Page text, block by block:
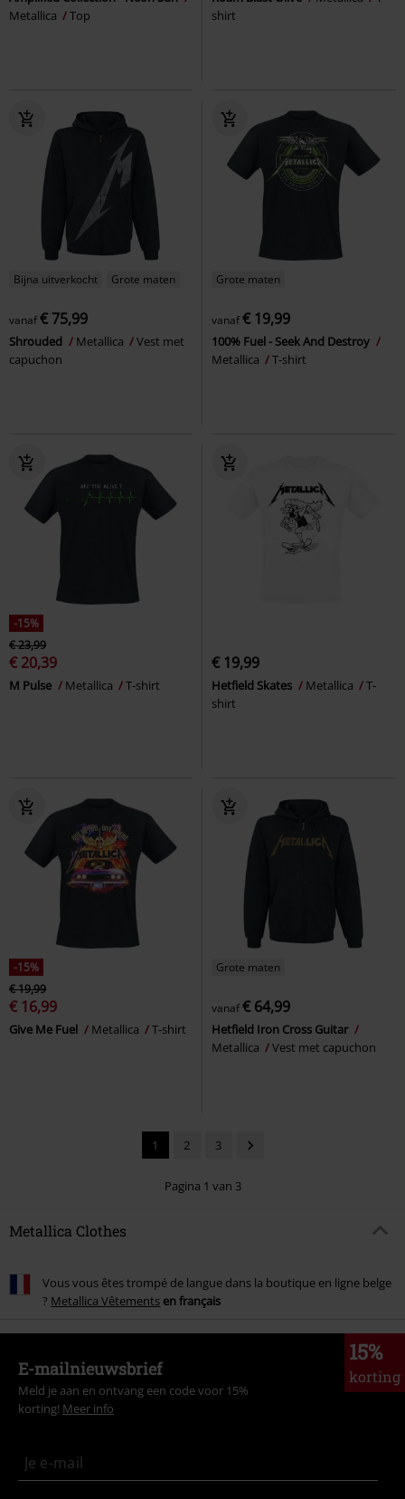
Metallica
Top
shirt
Bijna uitverkocht Grote maten
vanaf€ 75,99
Shrouded Metallica
Vest met
capuchon
Grote maten
vanaf€ 19,99
100% Fuel - Seek And Destroy
Metallica
T-shirt
-15%
€ 23,99
€ 20,39
M Pulse Metallica T-shirt
€ 19,99
Hetfield Skates Metallica
T-
shirt
-15%
€ 19,99
€ 16,99
Give Me Fuel Metallica T-shirt
Grote maten
vanaf€ 64,99
Hetfield Iron Cross Guitar
Metallica
Vest met capuchon
1 2 3
Pagina 1 van 3
Metallica Clothes
Vous vous êtes trompé de langue dans la boutique en ligne belge
? Metallica Vêtements en français
15%
korting
E-mailnieuwsbrief
Meld je aan en ontvang een code voor 15%
korting! Meer info